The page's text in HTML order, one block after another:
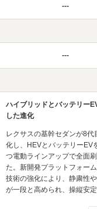
---
---
ハイブリッドとバッテリー
した進化
レクサスの基幹セダンが8代
化し、HEVとバッテリーEV
つ電動ラインアップで全面
た。新開発プラットフォー
技術の強化により、静粛性
が一段と高められ、操縦安